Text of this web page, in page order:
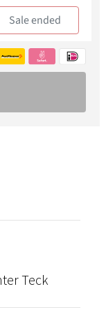
Teck